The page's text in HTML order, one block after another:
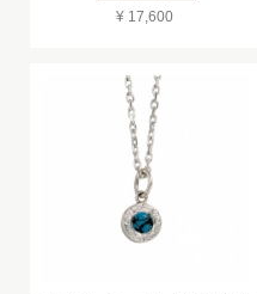
¥ 17,600